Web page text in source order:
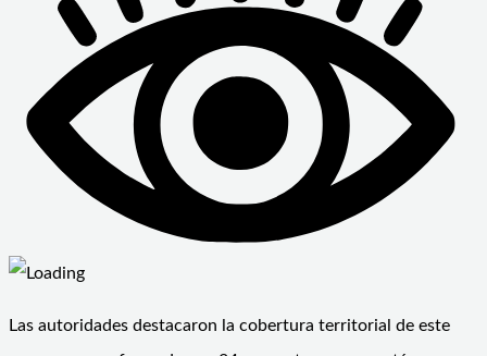
Las autoridades destacaron la cobertura territorial de este